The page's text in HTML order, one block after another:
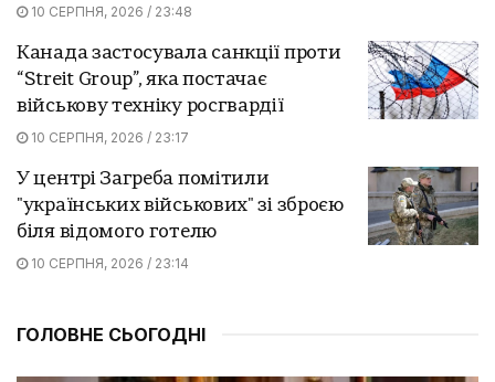
10 СЕРПНЯ, 2026 / 23:48
Канада застосувала санкції проти
“Streit Group”, яка постачає
військову техніку росгвардії
10 СЕРПНЯ, 2026 / 23:17
У центрі Загреба помітили
"українських військових" зі зброєю
біля відомого готелю
10 СЕРПНЯ, 2026 / 23:14
ГОЛОВНЕ СЬОГОДНІ